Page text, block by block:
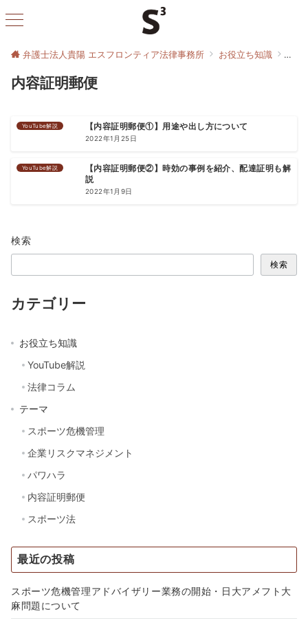
弁護士法人貴陽 エスフロンティア法律事務所 お役立ち知識 内容
内容証明郵便
YouTube解説 【内容証明郵便①】用途や出し方について
2022年1月25日
YouTube解説
【内容証明郵便②】時効の事例を紹介、配達証明も解
説
2022年1月9日
検索
検索
カテゴリー
お役立ち知識
YouTube解説
法律コラム
テーマ
スポーツ危機管理
企業リスクマネジメント
パワハラ
内容証明郵便
スポーツ法
最近の投稿
スポーツ危機管理アドバイザリー業務の開始・日大アメフト大
麻問題について